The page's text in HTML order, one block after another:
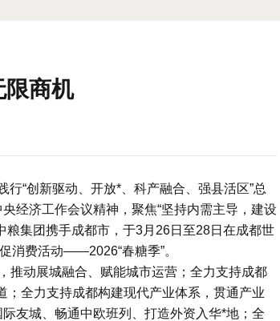
商机
行“创新驱动、开放*、科产融合、强县活区”总
经济工作会议精神，聚焦“坚持内需主导，建设
粮集团携手成都市，于3月26日至28日在成都世
促消费活动——2026“春糖季”。
推动展城融合、赋能城市运营；全力支持成都
全力支持成都构建现代产业体系，贯通产业
友城、畅通中欧班列、打造外资入华*地；全